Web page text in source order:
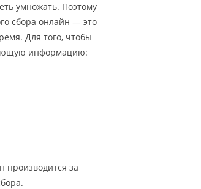
умножать. Поэтому
сбора онлайн — это
Для того, чтобы
информацию:
производится за